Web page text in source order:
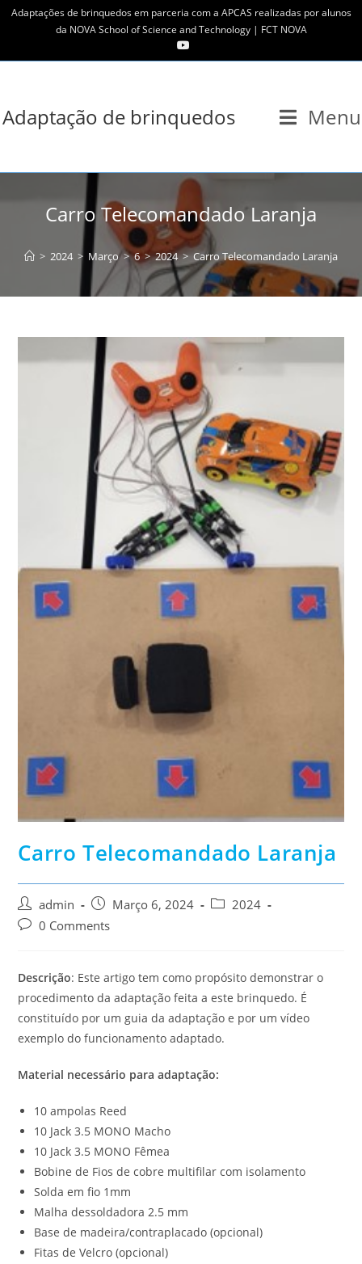
SkipAdaptações de brinquedos em parceria com a APCAS realizadas por alunos
da NOVA School of Science and Technology | FCT NOVA
Adaptação de brinquedos Menu
Carro Telecomandado Laranja
> 2024 > Março > 6 > 2024 > Carro Telecomandado Laranja
Carro Telecomandado Laranja
Post
author:
admin
Post
published:
Março 6, 2024
Post2024
Post0 Comments
Descrição: Este artigo tem como propósito demonstrar o
procedimento da adaptação feita a este brinquedo. É
constituído por um guia da adaptação e por um vídeo
exemplo do funcionamento adaptado.
Material necessário para adaptação:
10 ampolas Reed
10 Jack 3.5 MONO Macho
10 Jack 3.5 MONO Fêmea
Bobine de Fios de cobre multifilar com isolamento
Solda em fio 1mm
Malha dessoldadora 2.5 mm
Base de madeira/contraplacado (opcional)
Fitas de Velcro (opcional)